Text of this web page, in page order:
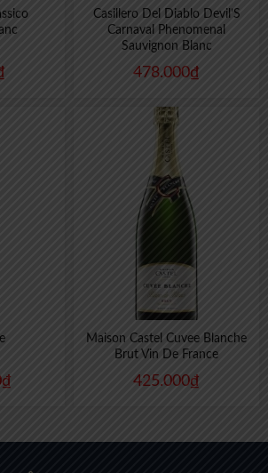
Casillero Del Diablo Devil’S
Carnaval Phenomenal
Sauvignon Blanc
478.000₫
₫
Maison Castel Cuvee Blanche
Brut Vin De France
425.000₫